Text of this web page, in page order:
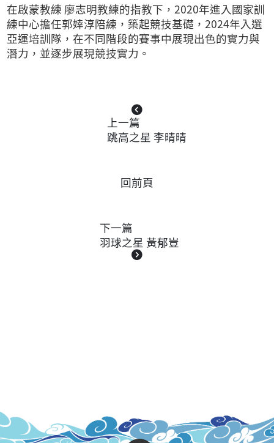
在啟蒙教練 廖志明教練的指教下，2020年進入國家訓
練中心擔任郭婞淳陪練，築起競技基礎，2024年入選
亞運培訓隊，在不同階段的賽事中展現出色的實力與
潛力，並逐步展現競技實力。
上一篇
跳高之星 李晴晴
回前頁
下一篇
羽球之星 黃郁豈